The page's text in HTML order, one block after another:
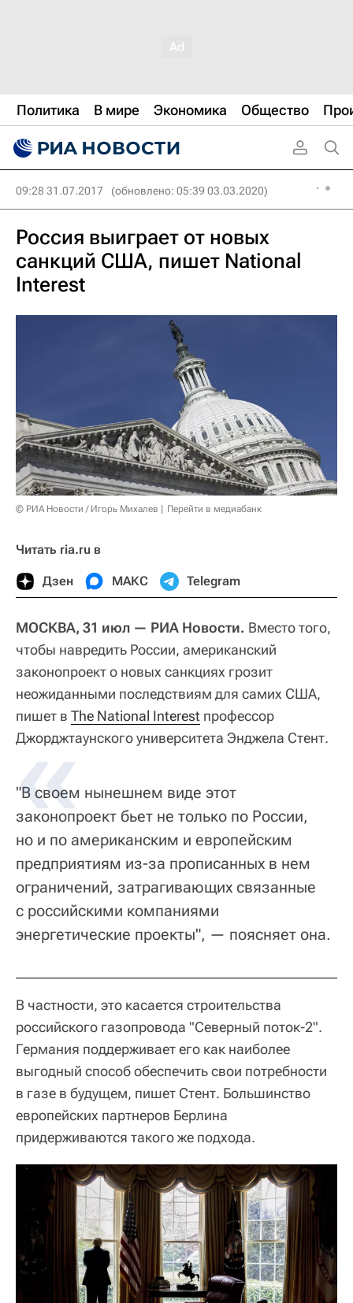
Политика В мире Экономика Общество
09:28 31.07.2017 (обновлено: 05:39 03.03.2020)
Россия выиграет от новых
санкций США, пишет National
Interest
© РИА Новости / Игорь Михалев Перейти в медиабанк
Читать ria.ru в
Дзен МАКС Telegram
МОСКВА, 31 июл — РИА Новости. Вместо того,
чтобы навредить России, американский
законопроект о новых санкциях грозит
неожиданными последствиям для самих США,
пишет в The National Interest профессор
Джорджтаунского университета Энджела Стент.
"В своем нынешнем виде этот
законопроект бьет не только по России,
но и по американским и европейским
предприятиям из-за прописанных в нем
ограничений, затрагивающих связанные
с российскими компаниями
энергетические проекты", — поясняет она.
В частности, это касается строительства
российского газопровода "Северный поток-2".
Германия поддерживает его как наиболее
выгодный способ обеспечить свои потребности
в газе в будущем, пишет Стент. Большинство
европейских партнеров Берлина
придерживаются такого же подхода.